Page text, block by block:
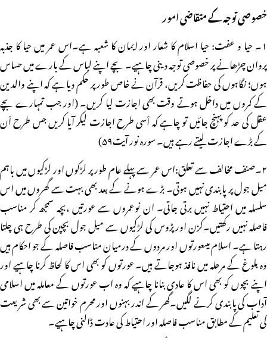
خصوصی توجہ کے متقاضی امور
۱۔ حیا و عفت: حیا اسلام کا شعار اور ایمان کا شعبہ ہے۔اس عمر میں حیا کا جذبہ
پروان چڑھانے پر خصوصی توجہ دینی چاہیے۔ بچے اپنے لباس کے بارے میں حساس
ہوں؛ نگاہوں کی حفاظت کریں، قرآن نے خاص طور پر حکم دیا ہے کہ اپنے والدین
کے کمروں میں داخل ہوتے وقت بھی اجازت لیا کریں۔ (اور جب تمہارے بچے
عقل کی حد کو پہنچ جائیں تو چاہے کہ اْسی طرح اجازت لیکر آیا کریں جس طرح اْن
کے بڑے اجازت لیتے رہے ہیں۔ سورہ نور آیت۵۹)
۲۔صنف مخالف سے تعلق:اس عمر سے پہلے عام طور پر لڑکوں اور لڑکیوں میں باہم
میل جول پر پابندی نہیں ہوتی۔ بڑے ہونے کے بعد بھی بہت سے گھروں میں اس
سلسلہ میں احتیاط نہیں برتی جاتی۔ ان نوعمروں سے عورتیں ،بچہ سمجھ کر مناسب
فاصلہ نہیں رکھتیں۔کزن اور پڑوس کی لڑکیوں سے میل جول بچپن کی طرح ہی چلتا
رہتا ہے۔ اسلام میںعورتوں اور مردوں کے درمیان مناسب فاصلہ کے جو احکام ہیں
وہ بلوغ کے مرحلہ میں نافذ ہوجاتے ہیں۔ عورتوں کو بھی اس کا لحاظ کرنا چاہیے اور
اپنے بچوں کو بھی اس کا عادی بنانا چاہیے کہ وہ اب عورتوں کے معاملہ میں اسلامی
آداب کی پابندی کرنے لگیں۔گھر کے اندر بہنوں اور محرم خواتین سے بھی شریعت
کی تعلیم کے مطابق مناسب فاصلہ اور احتیاط کی عادت ڈالنی چاہیے۔